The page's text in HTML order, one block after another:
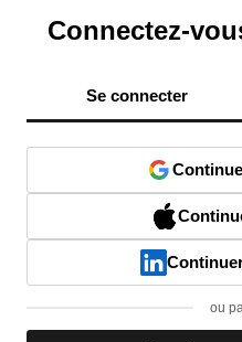
Connectez-
Se connecter
ou